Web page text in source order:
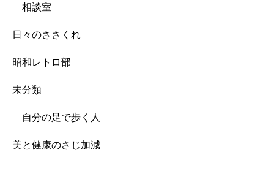
相談室
日々のささくれ
昭和レトロ部
未分類
自分の足で歩く人
美と健康のさじ加減